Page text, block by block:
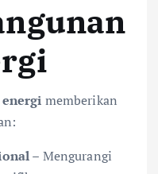
memberikan
– Mengurangi